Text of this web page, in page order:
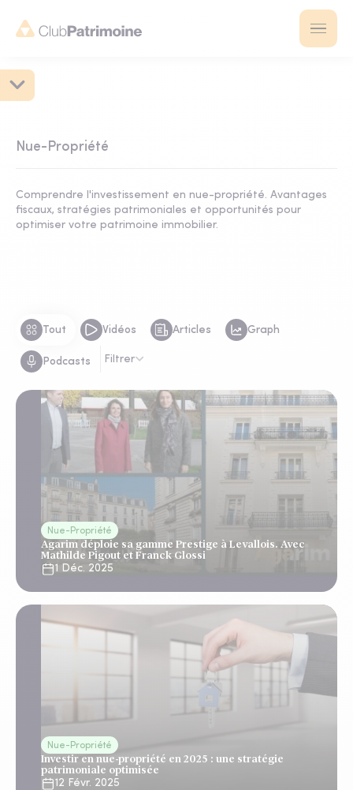
Nue-Propriété
Comprendre l'investissement en nue-propriété. Avantages
fiscaux, stratégies patrimoniales et opportunités pour
optimiser votre patrimoine immobilier.
Tout Vidéos Articles Graph
Podcasts Filtrer
Nue-Propriété
Agarim déploie sa gamme Prestige à Levallois. Avec
Mathilde Pigout et Franck Glossi
1 Déc. 2025
Nue-Propriété
Investir en nue-propriété en 2025 : une stratégie
patrimoniale optimisée
12 Févr. 2025